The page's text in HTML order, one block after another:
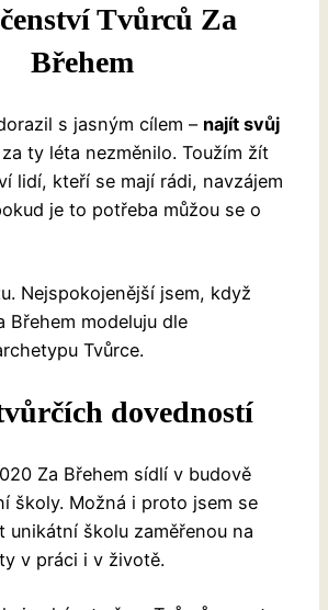
Tvůrců Za
Břehem
s jasným cílem – najít svůj
ty léta nezměnilo. Toužím žít
lidí, kteří se mají rádi, navzájem
je to potřeba můžou se o
Nejspokojenější jsem, když
Břehem modeluju dle
Tvůrce.
dovedností
Za Břehem sídlí v budově
školy. Možná i proto jsem se
unikátní školu zaměřenou na
v práci i v životě.